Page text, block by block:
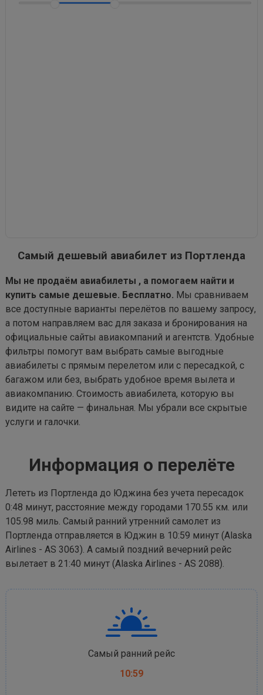
Самый дешевый авиабилет из Портленда
Мы не продаём авиабилеты , а помогаем найти и
купить самые дешевые. Бесплатно. Мы сравниваем
все доступные варианты перелётов по вашему запросу,
а потом направляем вас для заказа и бронирования на
официальные сайты авиакомпаний и агентств. Удобные
фильтры помогут вам выбрать самые выгодные
авиабилеты с прямым перелетом или с пересадкой, с
багажом или без, выбрать удобное время вылета и
авиакомпанию. Стоимость авиабилета, которую вы
видите на сайте — финальная. Мы убрали все скрытые
услуги и галочки.
Информация о перелёте
Лететь из Портленда до Юджина без учета пересадок
0:48 минут, расстояние между городами 170.55 км. или
105.98 миль. Самый ранний утренний самолет из
Портленда отправляется в Юджин в 10:59 минут (Alaska
Airlines - AS 3063). А самый поздний вечерний рейс
вылетает в 21:40 минут (Alaska Airlines - AS 2088).
Самый ранний рейс
10:59